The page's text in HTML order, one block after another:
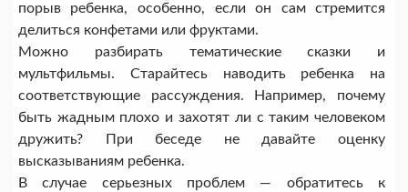
порыв ребенка, особенно, если он сам стремится
делиться конфетами или фруктами.
Можно разбирать тематические сказки и
мультфильмы. Старайтесь наводить ребенка на
соответствующие рассуждения. Например, почему
быть жадным плохо и захотят ли с таким человеком
дружить? При беседе не давайте оценку
высказываниям ребенка.
В случае серьезных проблем — обратитесь к